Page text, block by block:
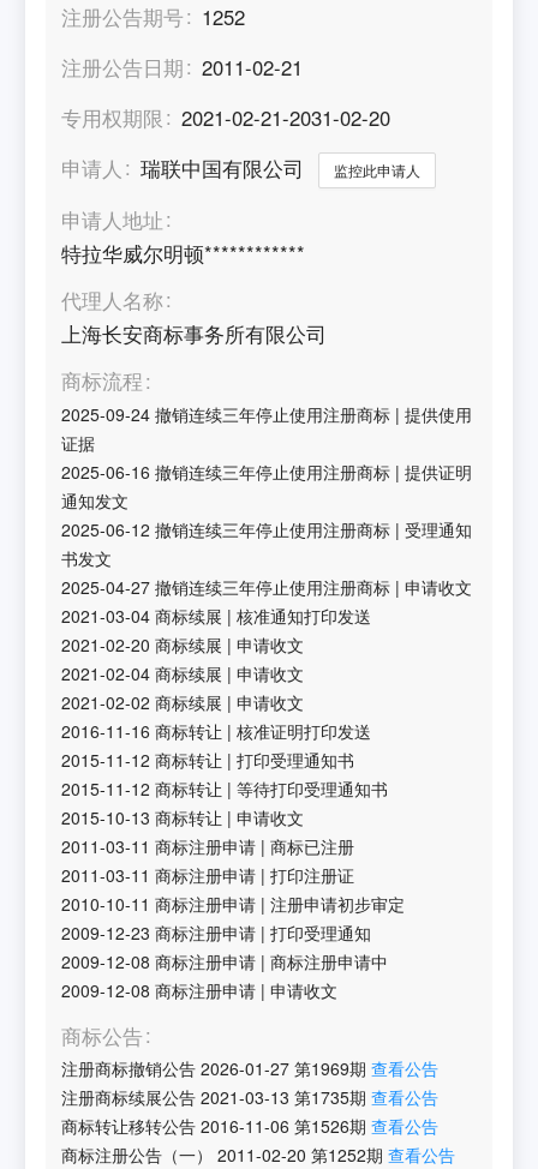
注册公告期号
1252
注册公告日期
2011-02-21
专用权期限
2021-02-21-2031-02-20
申请人
瑞联中国有限公司 监控此申请人
申请人地址
特拉华威尔明顿************
代理人名称
上海长安商标事务所有限公司
商标流程
2025-09-24 撤销连续三年停止使用注册商标 |提供使用
证据
2025-06-16 撤销连续三年停止使用注册商标 |提供证明
通知发文
2025-06-12 撤销连续三年停止使用注册商标 |受理通知
书发文
2025-04-27 撤销连续三年停止使用注册商标 |申请收文
2021-03-04 商标续展 |核准通知打印发送
2021-02-20 商标续展 |申请收文
2021-02-04 商标续展 |申请收文
2021-02-02 商标续展 |申请收文
2016-11-16 商标转让 |核准证明打印发送
2015-11-12 商标转让 |打印受理通知书
2015-11-12 商标转让 |等待打印受理通知书
2015-10-13 商标转让 |申请收文
2011-03-11 商标注册申请 |商标已注册
2011-03-11 商标注册申请 |打印注册证
2010-10-11 商标注册申请 |注册申请初步审定
2009-12-23 商标注册申请 |打印受理通知
2009-12-08 商标注册申请 |商标注册申请中
2009-12-08 商标注册申请 |申请收文
商标公告
注册商标撤销公告 2026-01-27 第1969期 查看公告
注册商标续展公告 2021-03-13 第1735期 查看公告
商标转让移转公告 2016-11-06 第1526期 查看公告
商标注册公告（一）
2011-02-20 第1252期 查看公告